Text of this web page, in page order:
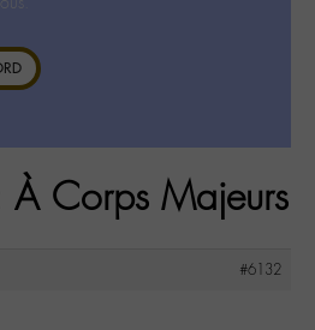
À Corps Majeurs
#6132